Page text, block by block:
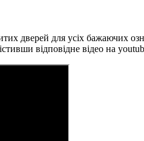
дверей для усіх бажаючих
відповідне відео на